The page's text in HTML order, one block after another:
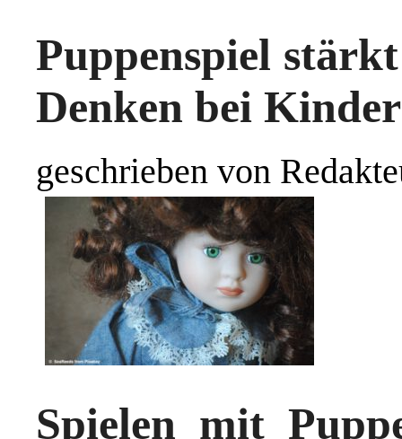
Puppenspiel
Denken bei
geschrieben von
Spielen mit